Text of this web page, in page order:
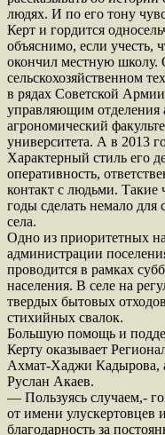
людях. И по его тону
Керт и гордится
объяснимо, если учесть,
окончил местную школу.
сельскохозяйственном
в рядах Советской
управляющим отделения
агрономический
университета. А в 2013
Характерный стиль его
оперативность,
контакт с людьми.
годы сделать немало для
села.
Одно из приоритетных
администрации
проводится в рамках
населения. В селе на
твердых бытовых
стихийных свалок.
Большую помощь и
Керту оказывает
Ахмат-Хаджи Кадырова,
Руслан Акаев.
— Пользуясь случаем,-
от имени
благодарность за